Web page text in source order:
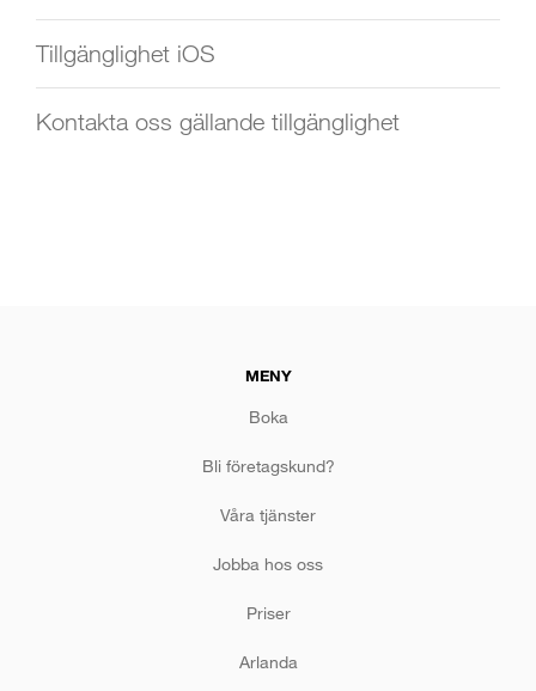
Tillgänglighet iOS
Kontakta oss gällande tillgänglighet
MENY
Boka
Bli företagskund?
Våra tjänster
Jobba hos oss
Priser
Arlanda